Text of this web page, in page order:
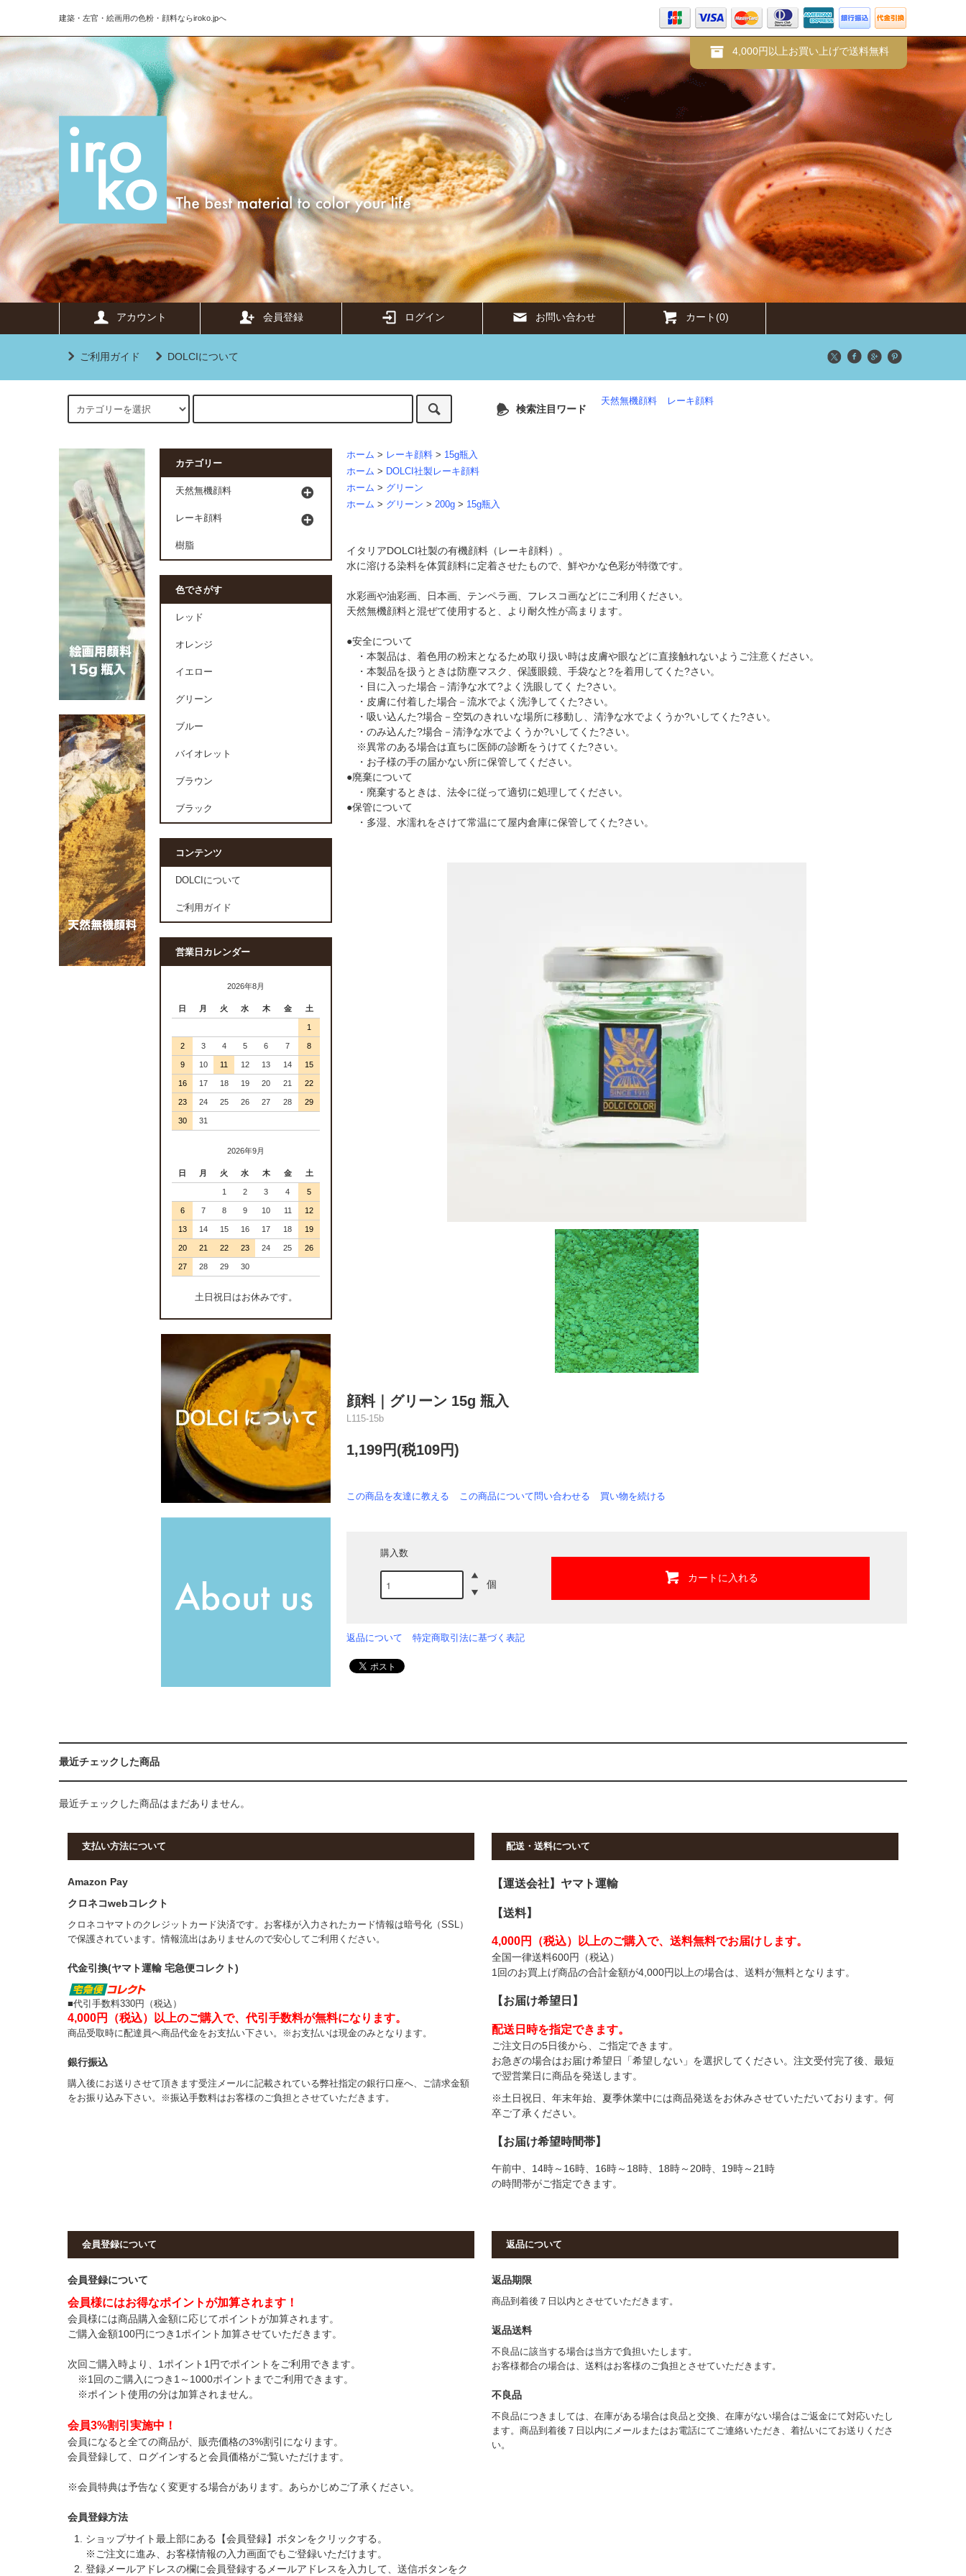
建築・左官・絵画用の色粉・顔料ならiroko.jpへ
4,000円以上お買い上げで送料無料
アカウント 会員登録 ログイン お問い合わせ カート(0)
ご利用ガイド DOLCIについて
検索注目ワード
天然無機顔料 レーキ顔料
ホーム > レーキ顔料 > 15g瓶入
ホーム > DOLCI社製レーキ顔料
ホーム > グリーン
ホーム > グリーン > 200g > 15g瓶入
イタリアDOLCI社製の有機顔料（レーキ顔料）。
水に溶ける染料を体質顔料に定着させたもので、鮮やかな色彩が特徴です。
水彩画や油彩画、日本画、テンペラ画、フレスコ画などにご利用ください。
天然無機顔料と混ぜて使用すると、より耐久性が高まります。
●安全について
・本製品は、着色用の粉末となるため取り扱い時は皮膚や眼などに直接触れないようご注意ください。
・本製品を扱うときは防塵マスク、保護眼鏡、手袋なと?を着用してくた?さい。
・目に入った場合－清浄な水て?よく洗眼してく た?さい。
・皮膚に付着した場合－流水でよく洗浄してくた?さい。
・吸い込んた?場合－空気のきれいな場所に移動し、清浄な水でよくうか?いしてくた?さい。
・のみ込んた?場合－清浄な水でよくうか?いしてくた?さい。
※異常のある場合は直ちに医師の診断をうけてくた?さい。
・お子様の手の届かない所に保管してください。
●廃棄について
・廃棄するときは、法令に従って適切に処理してください。
●保管について
・多湿、水濡れをさけて常温にて屋内倉庫に保管してくた?さい。
顔料｜グリーン 15g 瓶入
L115-15b
1,199円(税109円)
この商品を友達に教える この商品について問い合わせる 買い物を続ける
購入数
個 カートに入れる
返品について 特定商取引法に基づく表記
カテゴリー
天然無機顔料
レーキ顔料
樹脂
色でさがす
レッド
オレンジ
イエロー
グリーン
ブルー
バイオレット
ブラウン
ブラック
コンテンツ
DOLCIについて
ご利用ガイド
営業日カレンダー
2026年8月
日 月 火 水 木 金 土
1
2 3 4 5 6 7 8
9 10 11 12 13 14 15
16 17 18 19 20 21 22
23 24 25 26 27 28 29
30 31
2026年9月
日 月 火 水 木 金 土
1 2 3 4 5
6 7 8 9 10 11 12
13 14 15 16 17 18 19
20 21 22 23 24 25 26
27 28 29 30
土日祝日はお休みです。
最近チェックした商品
最近チェックした商品はまだありません。
支払い方法について
Amazon Pay
クロネコwebコレクト
クロネコヤマトのクレジットカード決済です。お客様が入力されたカード情報は暗号化（SSL）
で保護されています。情報流出はありませんので安心してご利用ください。
代金引換(ヤマト運輸 宅急便コレクト)
■代引手数料330円（税込）
4,000円（税込）以上のご購入で、代引手数料が無料になります。
商品受取時に配達員へ商品代金をお支払い下さい。※お支払いは現金のみとなります。
銀行振込
購入後にお送りさせて頂きます受注メールに記載されている弊社指定の銀行口座へ、ご請求金額
をお振り込み下さい。※振込手数料はお客様のご負担とさせていただきます。
配送・送料について
【運送会社】ヤマト運輸
【送料】
4,000円（税込）以上のご購入で、送料無料でお届けします。
全国一律送料600円（税込）
1回のお買上げ商品の合計金額が4,000円以上の場合は、送料が無料となります。
【お届け希望日 】
配送日時を指定できます。
ご注文日の5日後から、ご指定できます。
お急ぎの場合はお届け希望日「希望しない」を選択してください。注文受付完了後、最短
で翌営業日に商品を発送します。
※土日祝日、年末年始、夏季休業中には商品発送をお休みさせていただいております。何
卒ご了承ください。
【お届け希望時間帯】
午前中、14時～16時、16時～18時、18時～20時、19時～21時
の時間帯がご指定できます。
会員登録について
会員登録について
会員様にはお得なポイントが加算されます！
会員様には商品購入金額に応じてポイントが加算されます。
ご購入金額100円につき1ポイント加算させていただきます。
次回ご購入時より、1ポイント1円でポイントをご利用できます。
※1回のご購入につき1～1000ポイントまでご利用できます。
※ポイント使用の分は加算されません。
会員3%割引実施中！
会員になると全ての商品が、販売価格の3%割引になります。
会員登録して、ログインすると会員価格がご覧いただけます。
※会員特典は予告なく変更する場合があります。あらかじめご了承ください。
会員登録方法
ショップサイト最上部にある【会員登録】ボタンをクリックする。
※ご注文に進み、お客様情報の入力画面でもご登録いただけます。
登録メールアドレスの欄に会員登録するメールアドレスを入力して、送信ボタンをク
返品について
返品期限
商品到着後７日以内とさせていただきます。
返品送料
不良品に該当する場合は当方で負担いたします。
お客様都合の場合は、送料はお客様のご負担とさせていただきます。
不良品
不良品につきましては、在庫がある場合は良品と交換、在庫がない場合はご返金にて対応いたし
ます。商品到着後７日以内にメールまたはお電話にてご連絡いただき、着払いにてお送りくださ
い。